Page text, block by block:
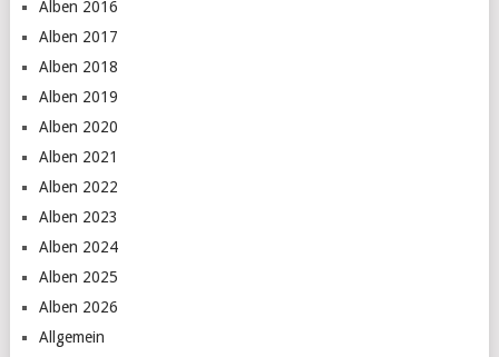
Alben 2016
Alben 2017
Alben 2018
Alben 2019
Alben 2020
Alben 2021
Alben 2022
Alben 2023
Alben 2024
Alben 2025
Alben 2026
Allgemein